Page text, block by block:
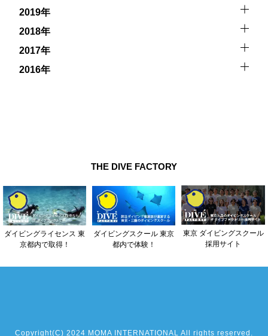
2019年
2018年
2017年
2016年
THE DIVE FACTORY
ダイビングライセンス 東
京都内で取得！
ダイビングスクール 東京
都内で体験！
東京 ダイビングスクール
採用サイト
Copyright(C) 2024 MOMA INTERNATIONAL All rights reserved.